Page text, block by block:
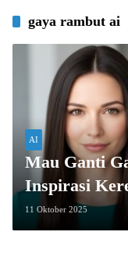
gaya rambut ai
AI
Mau Ganti
Inspirasi
11 Oktober 2025